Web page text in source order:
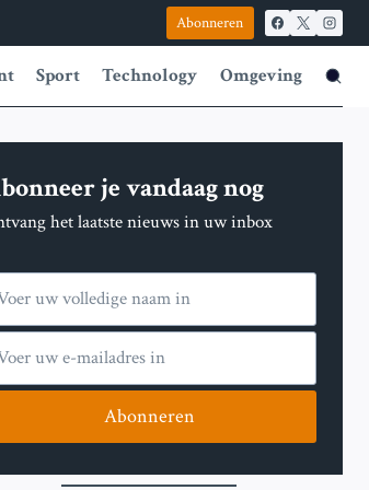
Abonneren
Sport Technology Omgeving
je vandaag nog
het laatste nieuws in uw inbox
Abonneren